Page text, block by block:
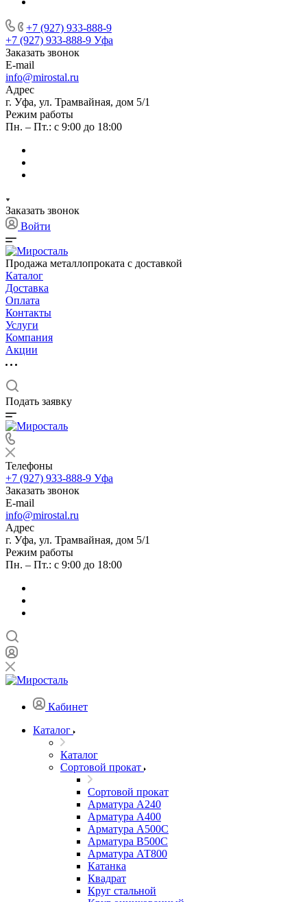
+7 (927) 933-888-9
+7 (927) 933-888-9 Уфа
Заказать звонок
E-mail
info@mirostal.ru
Адрес
г. Уфа, ул. Трамвайная, дом 5/1
Режим работы
Пн. – Пт.: с 9:00 до 18:00
Заказать звонок
Войти
Продажа металлопроката с доставкой
Каталог
Доставка
Оплата
Контакты
Услуги
Компания
Акции
Подать заявку
Телефоны
+7 (927) 933-888-9 Уфа
Заказать звонок
E-mail
info@mirostal.ru
Адрес
г. Уфа, ул. Трамвайная, дом 5/1
Режим работы
Пн. – Пт.: с 9:00 до 18:00
Кабинет
Каталог
Каталог
Сортовой прокат
Сортовой прокат
Арматура А240
Арматура А400
Арматура А500C
Арматура В500С
Арматура АТ800
Катанка
Квадрат
Круг стальной